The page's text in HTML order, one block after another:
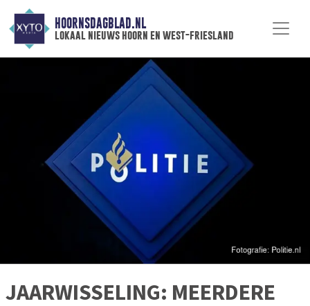
HOORNSDAGBLAD.NL
lokaal nieuws hoorn en west-friesland
JAARWISSELING: MEERDERE